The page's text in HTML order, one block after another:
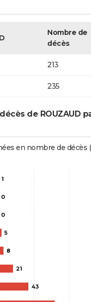
Nombre de
décès
213
235
de ROUZAUD
en nombre de décès
1
0
0
5
8
21
43